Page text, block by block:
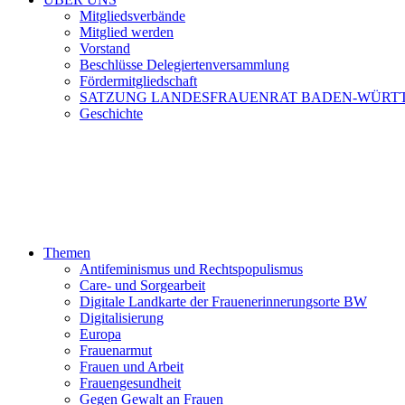
Mitgliedsverbände
Mitglied werden
Vorstand
Beschlüsse Delegiertenversammlung
Fördermitgliedschaft
SATZUNG LANDESFRAUENRAT BADEN-
Geschichte
Themen
Antifeminismus und Rechtspopulismus
Care- und Sorgearbeit
Digitale Landkarte der Frauenerinnerungsorte BW
Digitalisierung
Europa
Frauenarmut
Frauen und Arbeit
Frauengesundheit
Gegen Gewalt an Frauen